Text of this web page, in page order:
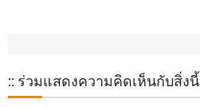
:: ร่วมแสดงความคิดเห็นกับสิ่งนี้